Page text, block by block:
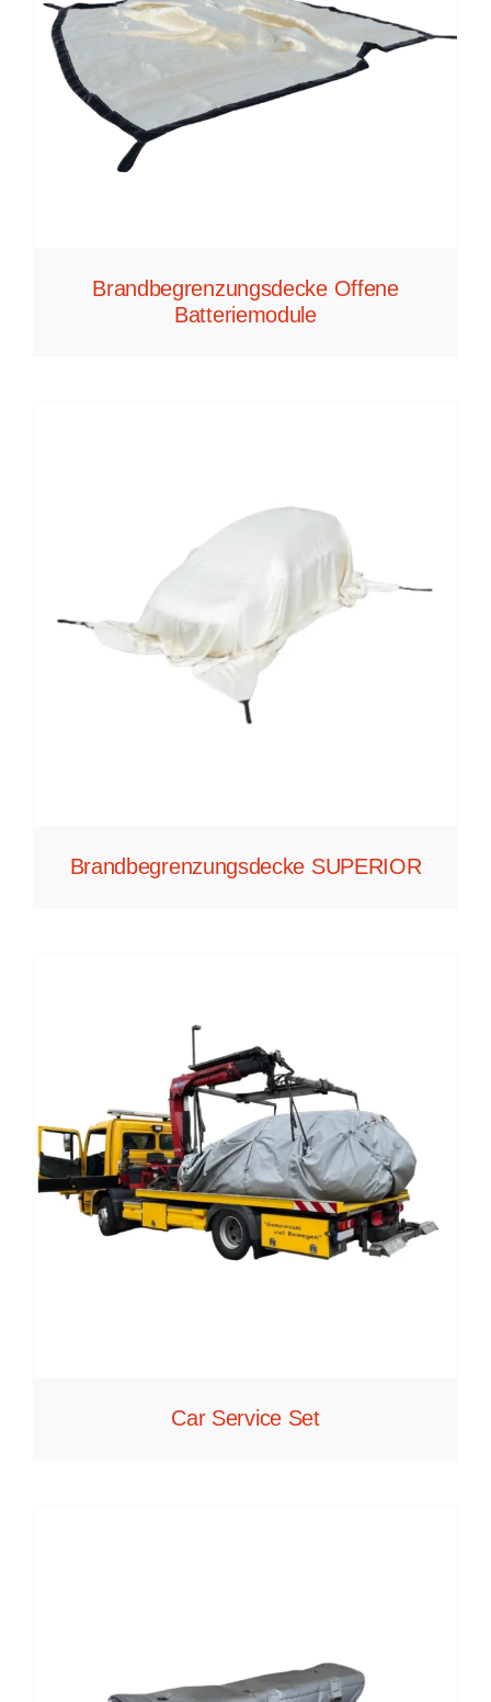
Brandbegrenzungsdecke Offene
Batteriemodule
Brandbegrenzungsdecke SUPERIOR
Car Service Set